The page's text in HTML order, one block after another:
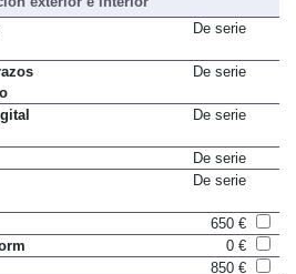
exterior e interior
De serie
650 €
0 €